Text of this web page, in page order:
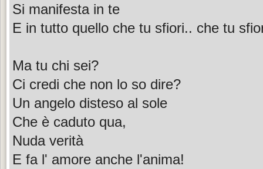
Si manifesta in te
E in tutto quello che tu sfiori.. che tu
Ma tu chi sei?
Ci credi che non lo so dire?
Un angelo disteso al sole
Che è caduto qua,
Nuda verità
E fa l' amore anche l'anima!